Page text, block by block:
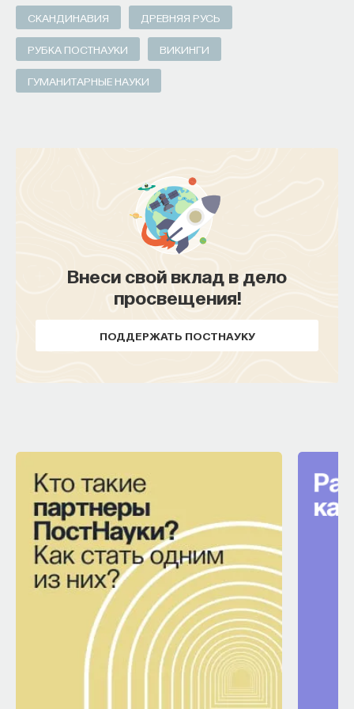
СКАНДИНАВИЯ ДРЕВНЯЯ РУСЬ
РУБКА ПОСТНАУКИ ВИКИНГИ
ГУМАНИТАРНЫЕ НАУКИ
Внеси свой вклад в дело
просвещения!
ПОДДЕРЖАТЬ ПОСТНАУКУ
НАД МАТЕРИАЛОМ РАБОТАЛИ
ПостНаука
237 публикаций
ФИЛОСОФСКИЙ ПОИСК: НАЧАЛА
КУРС
Философский поиск: начала
СОХРАНИТЬ КУРС